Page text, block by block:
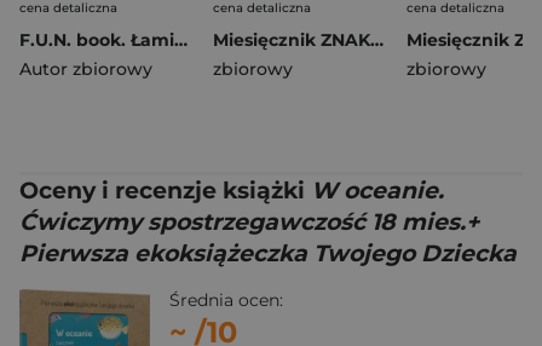
cena detaliczna
F.U.N. book. Łamigłówki
Autor zbiorowy
cena detaliczna
Miesięcznik ZNAK 855 (08/2026) - Czego szukamy na końcach świata?
zbiorowy
cena detaliczna
zbiorowy
Oceny i recenzje książki W oceanie.
Ćwiczymy spostrzegawczość 18 mies.+
Pierwsza ekoksiążeczka Twojego Dziecka
Średnia ocen:
~ /10